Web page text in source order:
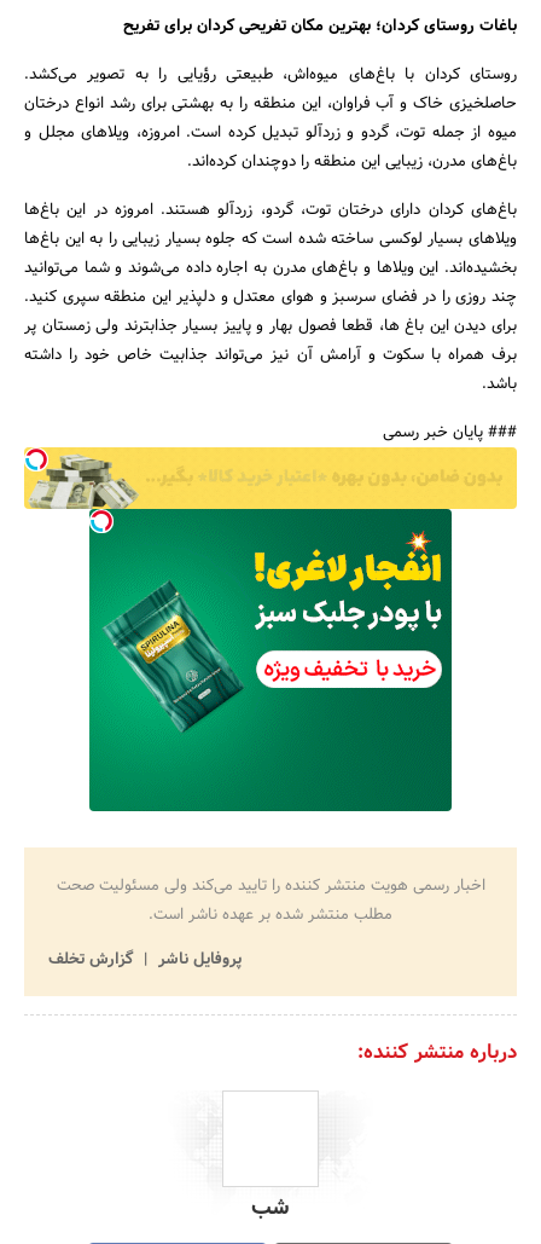
باغات روستای کردان؛ بهترین مکان تفریحی کردان برای تفریح
روستای کردان با باغ‌های میوه‌اش، طبیعتی رؤیایی را به تصویر می‌کشد.
حاصلخیزی خاک و آب فراوان، این منطقه را به بهشتی برای رشد انواع درختان
میوه از جمله توت، گردو و زردآلو تبدیل کرده است. امروزه، ویلاهای مجلل و
باغ‌های مدرن، زیبایی این منطقه را دوچندان کرده‌اند.
باغ‌های کردان دارای درختان توت، گردو، زردآلو هستند. امروزه در این باغ‌ها
ویلاهای بسیار لوکسی ساخته شده است که جلوه بسیار زیبایی را به این باغ‌ها
بخشیده‌اند. این ویلاها و باغ‌های مدرن به اجاره داده می‌شوند و شما می‌توانید
چند روزی را در فضای سرسبز و هوای معتدل و دلپذیر این منطقه سپری کنید.
برای دیدن این باغ ها، قطعا فصول بهار و پاییز بسیار جذابترند ولی زمستان پر
برف همراه با سکوت و آرامش آن نیز می‌تواند جذابیت خاص خود را داشته
باشد.
### پایان خبر رسمی
اخبار رسمی هویت منتشر کننده را تایید می‌کند ولی مسئولیت صحت
مطلب منتشر شده بر عهده ناشر است.
پروفایل ناشر
گزارش تخلف
درباره منتشر کننده:
شب